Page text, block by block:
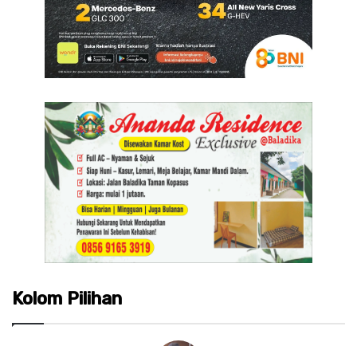
Kolom Pilihan